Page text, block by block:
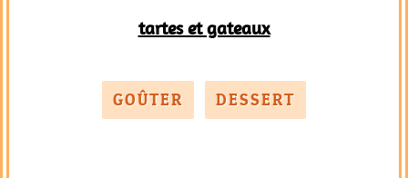
tartes et gateaux
GOÛTER DESSERT